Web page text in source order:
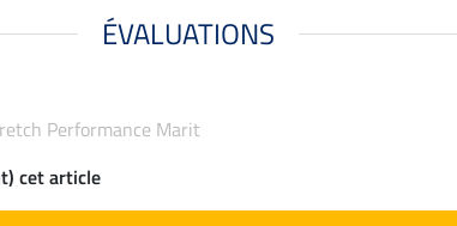
ÉVALUATIONS
Performance Marit
cet article